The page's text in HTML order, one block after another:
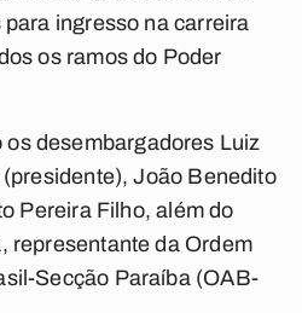
ingresso na carreira
os ramos do Poder
desembargadores Luiz
João Benedito
Pereira Filho, além do
representante da Ordem
Secção Paraíba (OAB-